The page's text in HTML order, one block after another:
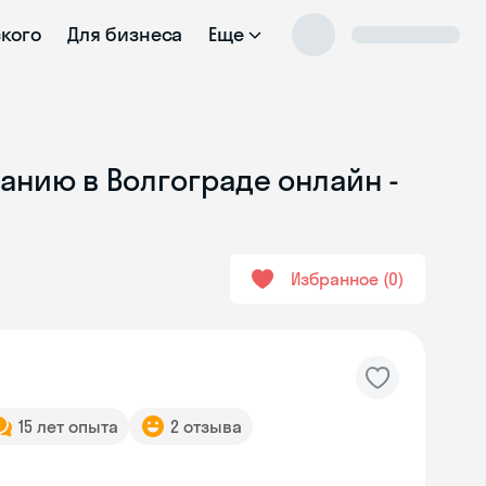
Для бизнеса Еще
в Волгограде онлайн -
Избранное 0
15 лет опыта 2 отзыва